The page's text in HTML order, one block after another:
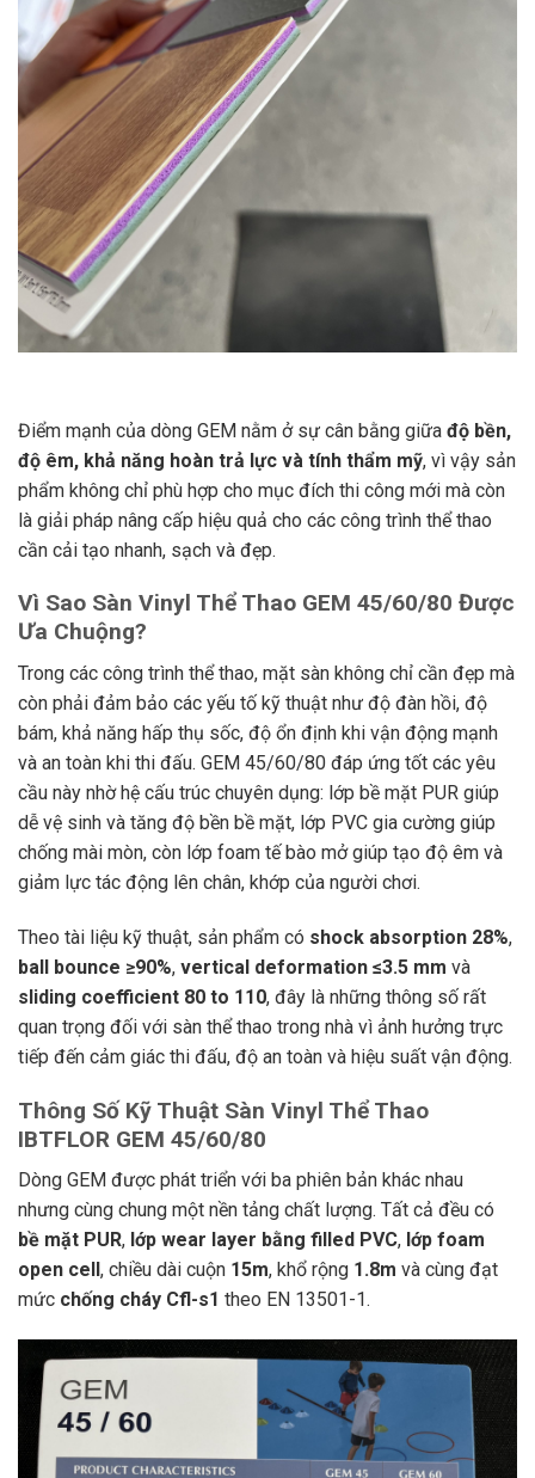
Điểm mạnh của dòng GEM nằm ở sự cân bằng giữa độ bền,
độ êm, khả năng hoàn trả lực và tính thẩm mỹ, vì vậy sản
phẩm không chỉ phù hợp cho mục đích thi công mới mà còn
là giải pháp nâng cấp hiệu quả cho các công trình thể thao
cần cải tạo nhanh, sạch và đẹp.
Vì Sao Sàn Vinyl Thể Thao GEM 45/60/80 Được
Ưa Chuộng?
Trong các công trình thể thao, mặt sàn không chỉ cần đẹp mà
còn phải đảm bảo các yếu tố kỹ thuật như độ đàn hồi, độ
bám, khả năng hấp thụ sốc, độ ổn định khi vận động mạnh
và an toàn khi thi đấu. GEM 45/60/80 đáp ứng tốt các yêu
cầu này nhờ hệ cấu trúc chuyên dụng: lớp bề mặt PUR giúp
dễ vệ sinh và tăng độ bền bề mặt, lớp PVC gia cường giúp
chống mài mòn, còn lớp foam tế bào mở giúp tạo độ êm và
giảm lực tác động lên chân, khớp của người chơi.
Theo tài liệu kỹ thuật, sản phẩm có shock absorption 28%,
ball bounce ≥90%, vertical deformation ≤3.5 mm và
sliding coefficient 80 to 110, đây là những thông số rất
quan trọng đối với sàn thể thao trong nhà vì ảnh hưởng trực
tiếp đến cảm giác thi đấu, độ an toàn và hiệu suất vận động.
Thông Số Kỹ Thuật Sàn Vinyl Thể Thao
IBTFLOR GEM 45/60/80
Dòng GEM được phát triển với ba phiên bản khác nhau
nhưng cùng chung một nền tảng chất lượng. Tất cả đều có
bề mặt PUR, lớp wear layer bằng filled PVC, lớp foam
open cell, chiều dài cuộn 15m, khổ rộng 1.8m và cùng đạt
mức chống cháy Cfl-s1 theo EN 13501-1.